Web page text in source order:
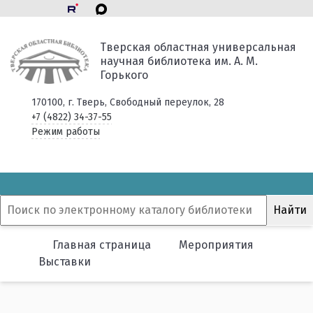
Тверская областная универсальная
научная библиотека им. А. М.
Горького
170100, г. Тверь, Свободный переулок, 28
+7 (4822) 34-37-55
Режим работы
Главная страница
Мероприятия
Выставки